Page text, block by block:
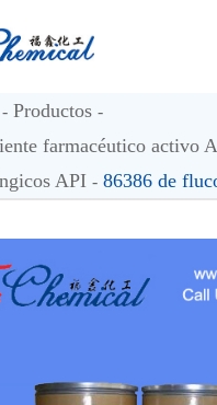
Productos
farmacéutico activo
API
86386 de